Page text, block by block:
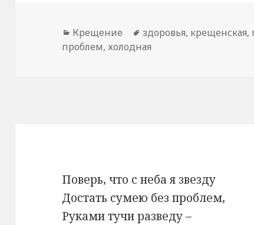
Рубрики
Крещение Метки
здоровья, крещенская,
проблем, холодная
Поверь, что с неба я звезду
Достать сумею без проблем,
Руками тучи разведу –